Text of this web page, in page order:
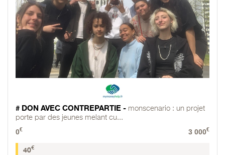
# DON AVEC CONTREPARTIE - monscenario : un projet
porte par des jeunes melant cu...
0€ 3 000€
40€